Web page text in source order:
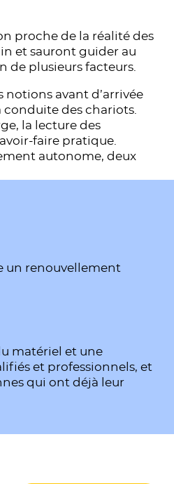
proche de la réalité des
et sauront guider au
de plusieurs facteurs.
avant d’arrivée
des chariots.
la lecture des
faire pratique.
autonome, deux
un renouvellement
matériel et une
et professionnels, et
qui ont déjà leur